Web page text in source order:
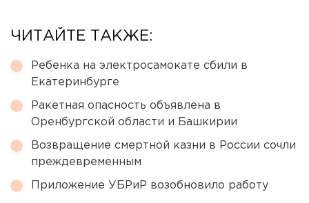
ЧИТАЙТЕ ТАКЖЕ:
Ребенка на электросамокате сбили в
Екатеринбурге
Ракетная опасность объявлена в
Оренбургской области и Башкирии
Возвращение смертной казни в России сочли
преждевременным
Приложение УБРиР возобновило работу